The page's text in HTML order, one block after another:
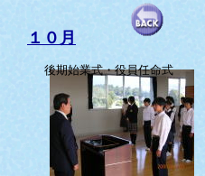
１０月
後期始業式・役員任命式